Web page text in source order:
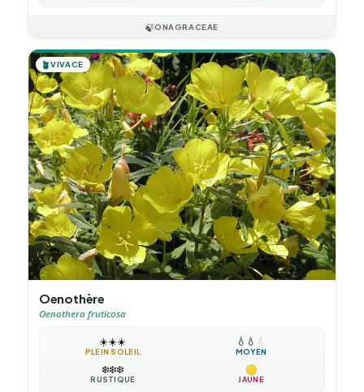
🍃ONAGRACEAE
🪴VIVACE
Oenothère
Oenothera fruticosa
☀️☀️☀️
PLEIN SOLEIL
💧 💧 💧
MOYEN
❄️❄️❄️
RUSTIQUE JAUNE